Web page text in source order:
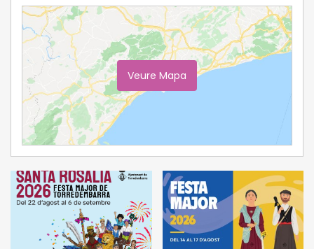
Veure Mapa